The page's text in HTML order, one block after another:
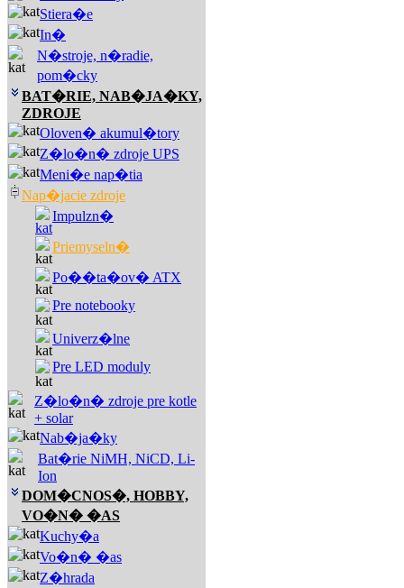
Stiera�e
In�
N�stroje, n�radie,
pom�cky
BAT�RIE, NAB�JA�KY,
ZDROJE
Oloven� akumul�tory
Z�lo�n� zdroje UPS
Meni�e nap�tia
Nap�jacie zdroje
Impulzn�
Priemyseln�
Po��ta�ov� ATX
Pre notebooky
Univerz�lne
Pre LED moduly
Z�lo�n� zdroje pre kotle
+ solar
Nab�ja�ky
Bat�rie NiMH, NiCD, Li-
Ion
DOM�CNOS�, HOBBY,
VO�N� �AS
Kuchy�a
Vo�n� �as
Z�hrada